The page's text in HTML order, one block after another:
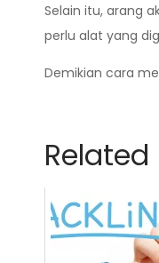
Selain itu, arang
perlu alat yang
Demikian cara